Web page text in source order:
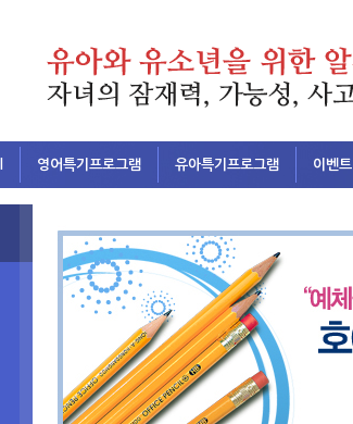
영어특기프로그램 유아특기프로그램 이벤트